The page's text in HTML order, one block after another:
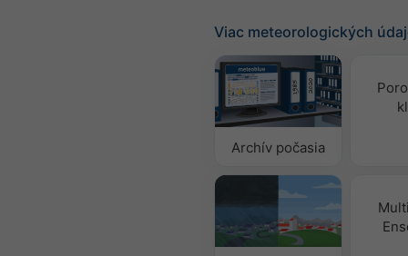
Viac meteorologických
Archív počasia